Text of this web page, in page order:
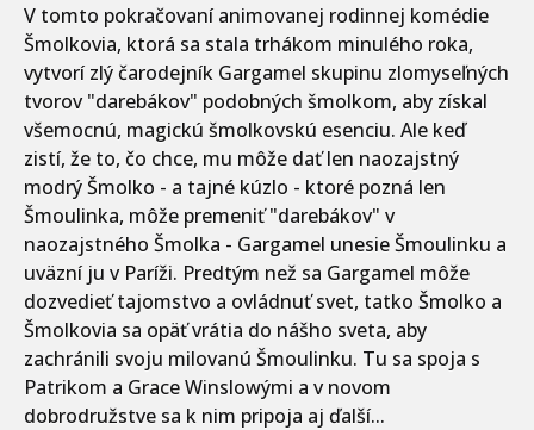
V tomto pokračovaní animovanej rodinnej komédie
Šmolkovia, ktorá sa stala trhákom minulého roka,
vytvorí zlý čarodejník Gargamel skupinu zlomyseľných
tvorov "darebákov" podobných šmolkom, aby získal
všemocnú, magickú šmolkovskú esenciu. Ale keď
zistí, že to, čo chce, mu môže dať len naozajstný
modrý Šmolko - a tajné kúzlo - ktoré pozná len
Šmoulinka, môže premeniť "darebákov" v
naozajstného Šmolka - Gargamel unesie Šmoulinku a
uväzní ju v Paríži. Predtým než sa Gargamel môže
dozvedieť tajomstvo a ovládnuť svet, tatko Šmolko a
Šmolkovia sa opäť vrátia do nášho sveta, aby
zachránili svoju milovanú Šmoulinku. Tu sa spoja s
Patrikom a Grace Winslowými a v novom
dobrodružstve sa k nim pripoja aj ďalší...